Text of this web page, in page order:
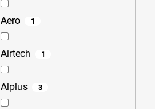
Aero 1
Airtech 1
Alplus 3